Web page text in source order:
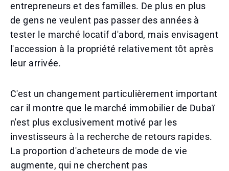
entrepreneurs et des familles. De plus en plus
de gens ne veulent pas passer des années à
tester le marché locatif d'abord, mais envisagent
l'accession à la propriété relativement tôt après
leur arrivée.
C'est un changement particulièrement important
car il montre que le marché immobilier de Dubaï
n'est plus exclusivement motivé par les
investisseurs à la recherche de retours rapides.
La proportion d'acheteurs de mode de vie
augmente, qui ne cherchent pas